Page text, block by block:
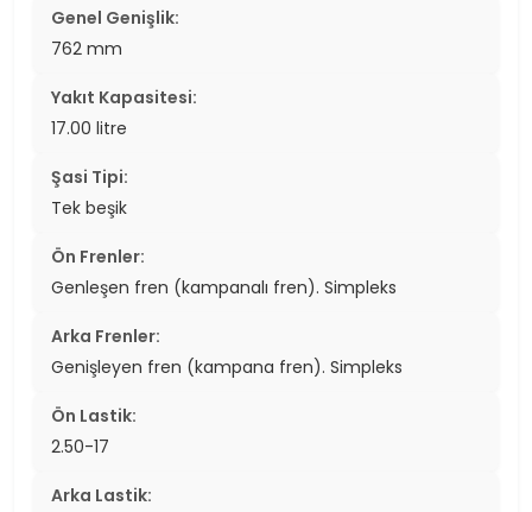
Genel Genişlik:
762 mm
Yakıt Kapasitesi:
17.00 litre
Şasi Tipi:
Tek beşik
Ön Frenler:
Genleşen fren (kampanalı fren). Simpleks
Arka Frenler:
Genişleyen fren (kampana fren). Simpleks
Ön Lastik:
2.50-17
Arka Lastik: